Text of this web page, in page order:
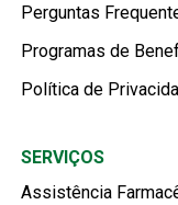
Perguntas
Programas de
Política de
SERVIÇOS
Assistência